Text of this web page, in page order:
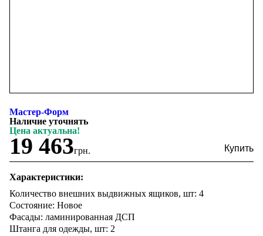
Мастер-Форм
Наличие уточнять
Цена актуальна!
19 463грн.
Характеристики:
Количество внешних выдвижных ящиков, шт: 4
Состояние: Новое
Фасады: ламинированная ДСП
Штанга для одежды, шт: 2